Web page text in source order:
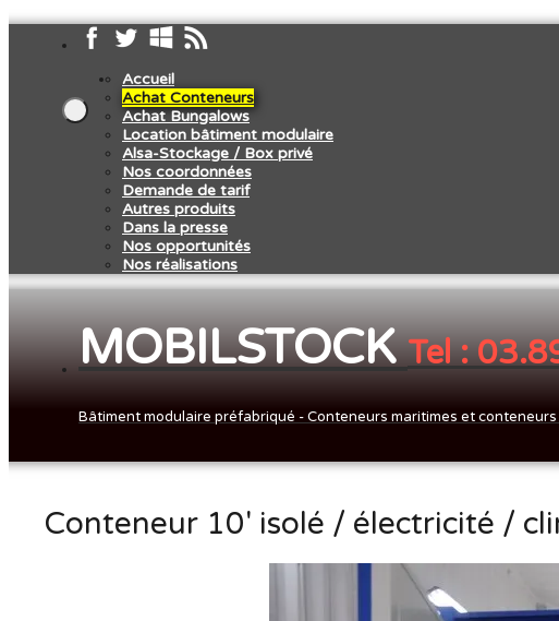
Accueil
Achat Conteneurs
Achat Bungalows
Location bâtiment modulaire
Alsa-Stockage / Box privé
Nos coordonnées
Demande de tarif
Autres produits
Dans la presse
Nos opportunités
Nos réalisations
MOBILSTOCKTel :
Bâtiment modulaire préfabriqué - Conteneurs maritimes et
Conteneur 10' isolé / électricité /